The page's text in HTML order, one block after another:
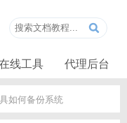
线工具 代理后台
如何备份系统